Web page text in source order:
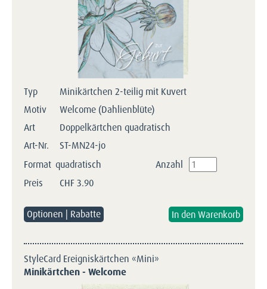
Typ
Minikärtchen 2-teilig mit Kuvert
Motiv
Welcome (Dahlienblüte)
Art
Doppelkärtchen quadratisch
Art-Nr.
ST-MN24-jo
Format quadratisch
Anzahl
Preis
CHF3.90
Optionen | Rabatte
StyleCard Ereigniskärtchen «Mini»
Minikärtchen - Welcome